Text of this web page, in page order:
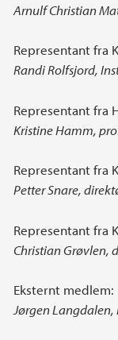
Arnulf Christian
Representant fra
Randi Rolfsjord,
Representant fra
Kristine Hamm,
Representant fra
Petter Snare,
Representant fra
Christian Grøvlen,
Eksternt medlem:
Jørgen